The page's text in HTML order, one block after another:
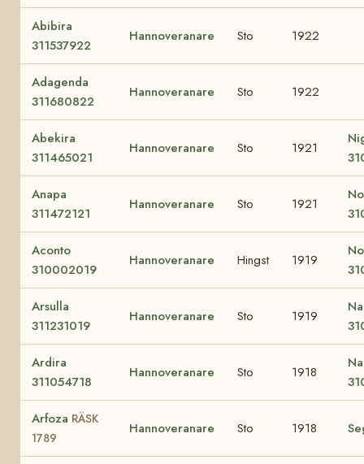
Abibira
311537922
Hannoveranare Sto 1922
Adagenda
311680822
Hannoveranare Sto 1922
Abekira
311465021
Hannoveranare Sto 1921
Anapa
311472121
Hannoveranare Sto 1921
Aconto
310002019
Hannoveranare Hingst 1919
Arsulla
311231019
Hannoveranare Sto 1919
Ardira
311054718
Hannoveranare Sto 1918
Arfoza RÄSK
1789
Hannoveranare Sto 1918